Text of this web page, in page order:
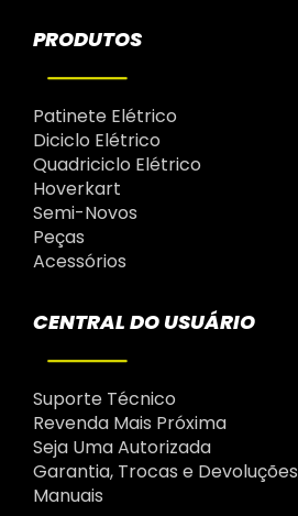
PRODUTOS
Patinete Elétrico
Diciclo Elétrico
Quadriciclo Elétrico
Hoverkart
Semi-Novos
Peças
Acessórios
CENTRAL DO USUÁRIO
Suporte Técnico
Revenda Mais Próxima
Seja Uma Autorizada
Garantia, Trocas e Devoluções
Manuais